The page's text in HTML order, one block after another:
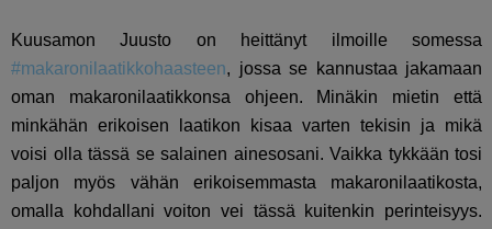
Kuusamon Juusto on heittänyt ilmoille somessa
#makaronilaatikkohaasteen, jossa se kannustaa jakamaan
oman makaronilaatikkonsa ohjeen. Minäkin mietin että
minkähän erikoisen laatikon kisaa varten tekisin ja mikä
voisi olla tässä se salainen ainesosani. Vaikka tykkään tosi
paljon myös vähän erikoisemmasta makaronilaatikosta,
omalla kohdallani voiton vei tässä kuitenkin perinteisyys.